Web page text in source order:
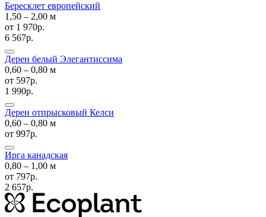
Бересклет европейский
1,50 ‒ 2,00 м
от 1 970р.
6 567р.
Дерен белый Элегантиссима
0,60 ‒ 0,80 м
от 597р.
1 990р.
Дерен отпрысковый Келси
0,60 ‒ 0,80 м
от 997р.
Ирга канадская
0,80 ‒ 1,00 м
от 797р.
2 657р.